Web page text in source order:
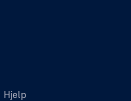
Hjelp